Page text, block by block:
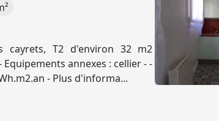
cayrets, T2 d'environ 32 m2
annexes : cellier - -
- Plus d'informa...